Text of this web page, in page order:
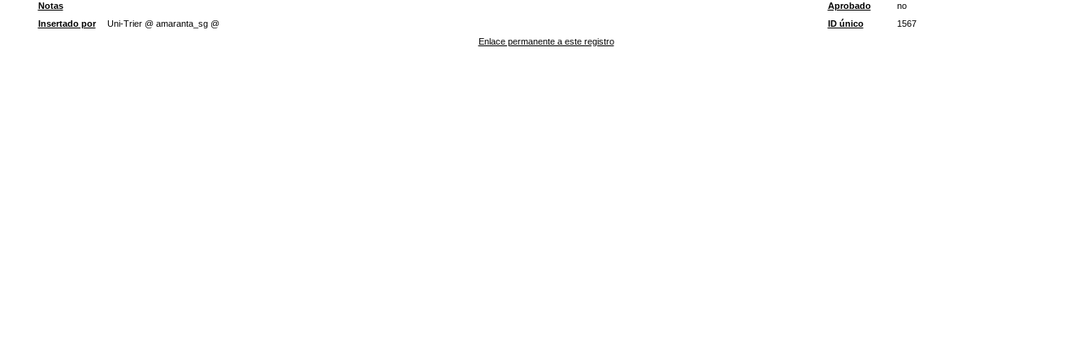
Notas
Aprobado
no
Insertado por
Uni-Trier @ amaranta_sg @ ID único
1567
Enlace permanente a este registro